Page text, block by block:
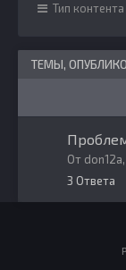
Тип контента
ТЕМЫ,
От don12a,
3 Ответа